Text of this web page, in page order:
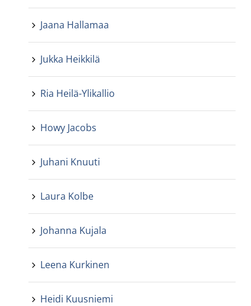
Jaana Hallamaa
Jukka Heikkilä
Ria Heilä-Ylikallio
Howy Jacobs
Juhani Knuuti
Laura Kolbe
Johanna Kujala
Leena Kurkinen
Heidi Kuusniemi